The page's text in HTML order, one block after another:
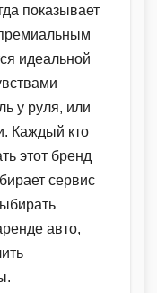
показывает
идеальной
у руля, или
Каждый кто
этот бренд
сервис
авто,